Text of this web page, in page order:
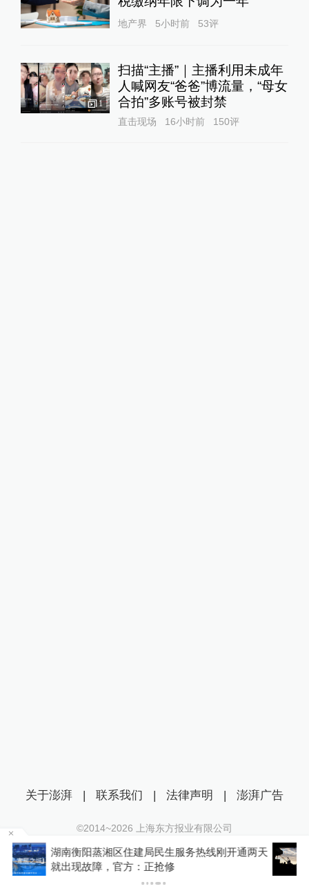
地产界 5小时前 53评
1
扫描“主播”｜主播利用未成年
人喊网友“爸爸”博流量，“母女
合拍”多账号被封禁
直击现场 16小时前 150评
天
释新闻｜槽点密集的造舰计划：特朗普的“黄金舰
队”梦能实现吗？
关于澎湃 | 联系我们 | 法律声明 | 澎湃广告
©2014~2026 上海东方报业有限公司
沪ICP证：沪B2-20170116 | 沪ICP备14003370号
互联网新闻信息服务许可证：31120170006
沪公网安备 31010602000299号